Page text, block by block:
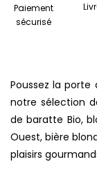
Paiement
sécurisé
Poussez la
notre sélection
de baratte Bio,
Ouest, bière
plaisirs